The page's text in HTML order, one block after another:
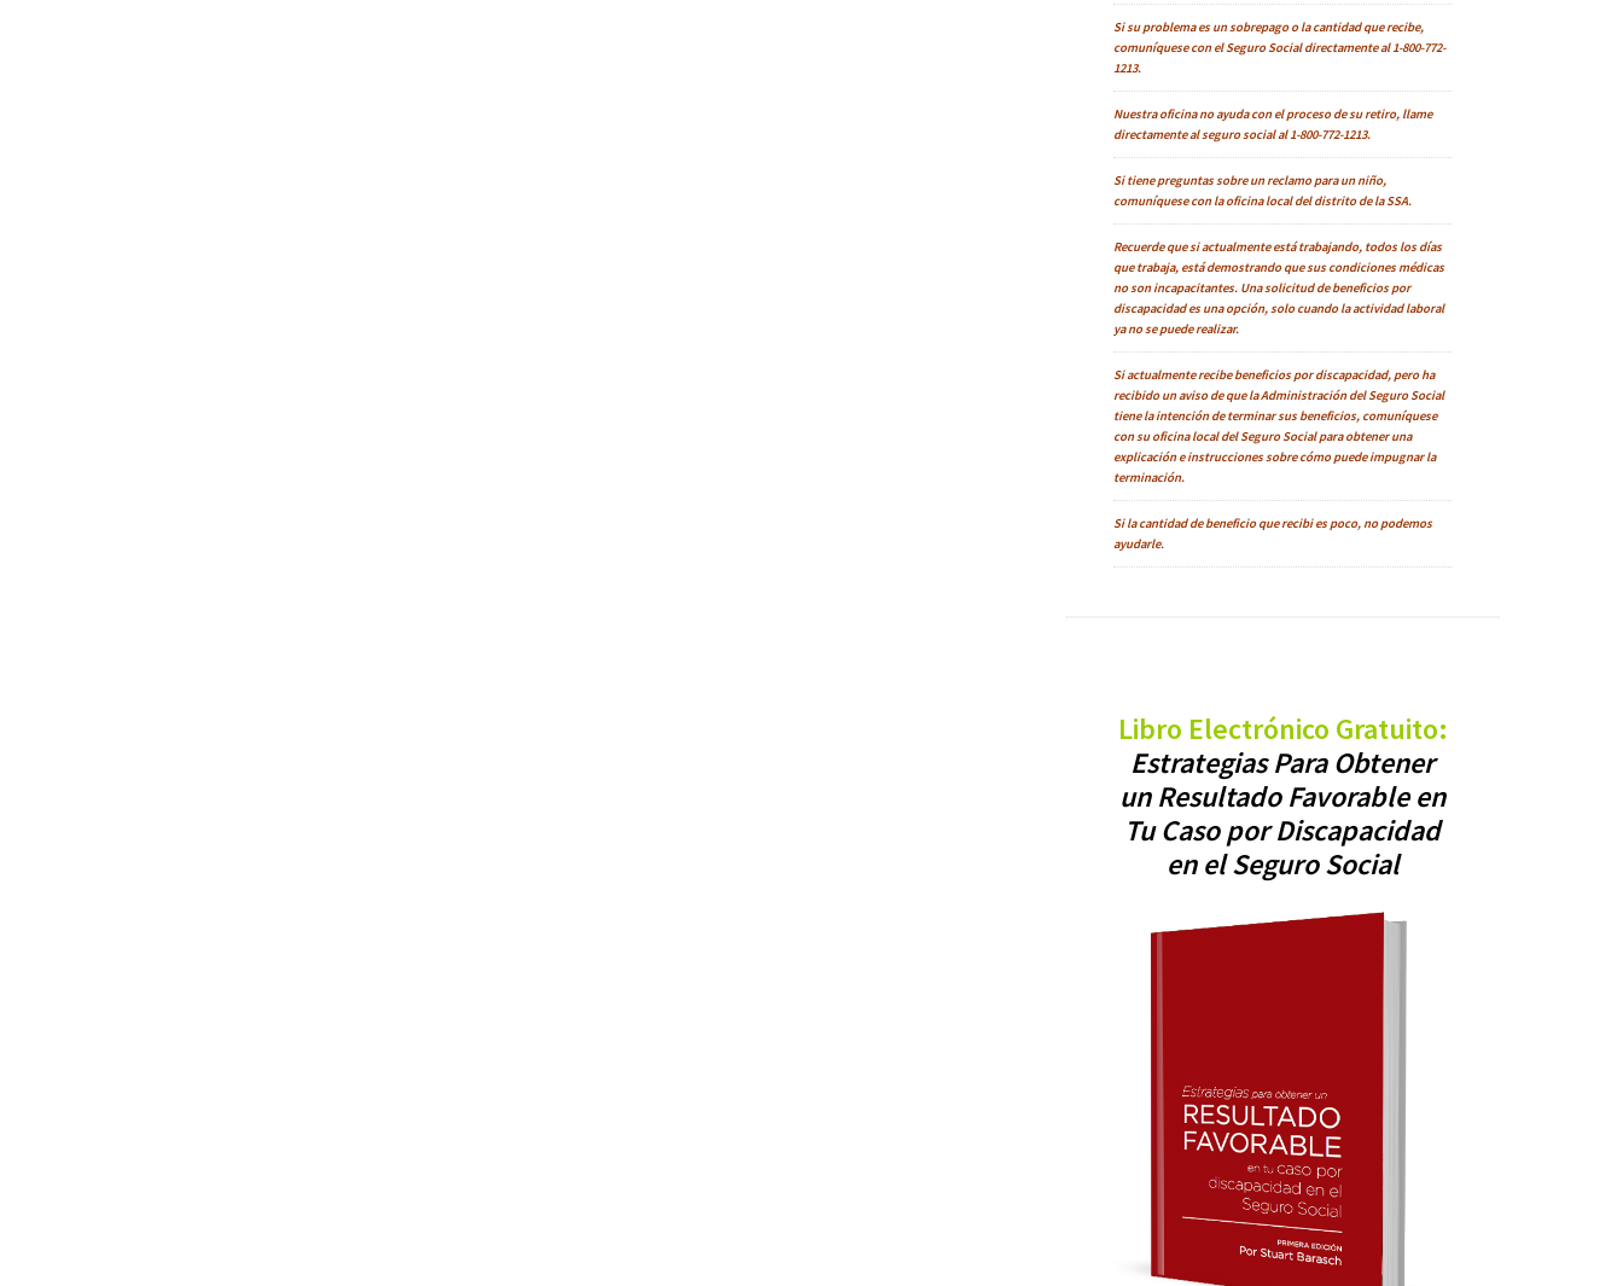
Si su problema es un sobrepago o la cantidad que recibe,
comuníquese con el Seguro Social directamente al 1-800-772-
1213.
Nuestra oficina no ayuda con el proceso de su retiro, llame
directamente al seguro social al 1-800-772-1213.
Si tiene preguntas sobre un reclamo para un niño,
comuníquese con la oficina local del distrito de la SSA.
Recuerde que si actualmente está trabajando, todos los días
que trabaja, está demostrando que sus condiciones médicas
no son incapacitantes. Una solicitud de beneficios por
discapacidad es una opción, solo cuando la actividad laboral
ya no se puede realizar.
Si actualmente recibe beneficios por discapacidad, pero ha
recibido un aviso de que la Administración del Seguro Social
tiene la intención de terminar sus beneficios, comuníquese
con su oficina local del Seguro Social para obtener una
explicación e instrucciones sobre cómo puede impugnar la
terminación.
Si la cantidad de beneficio que recibi es poco, no podemos
ayudarle.
Libro Electrónico Gratuito:
Estrategias Para Obtener
un Resultado Favorable en
Tu Caso por Discapacidad
en el Seguro Social